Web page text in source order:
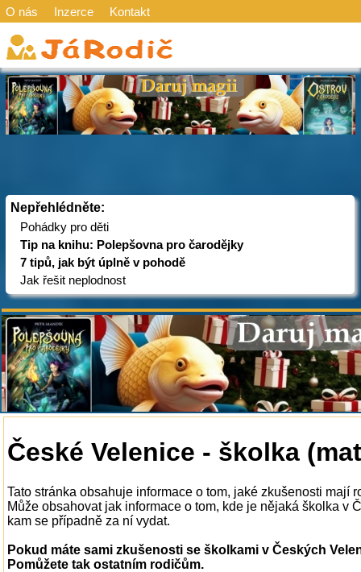
O nás Inzerce Kontakt
Nepřehlédněte:
Pohádky pro děti
Tip na knihu: Polepšovna pro čarodějky
7 tipů, jak být úplně v pohodě
Jak řešit neplodnost
České Velenice - školka
Tato stránka obsahuje informace o tom, jaké zkušenosti mají
Může obsahovat jak informace o tom, kde je nějaká školka v
kam se případně za ní vydat.
Pokud máte sami zkušenosti se školkami v Českých
Pomůžete tak ostatním rodičům.